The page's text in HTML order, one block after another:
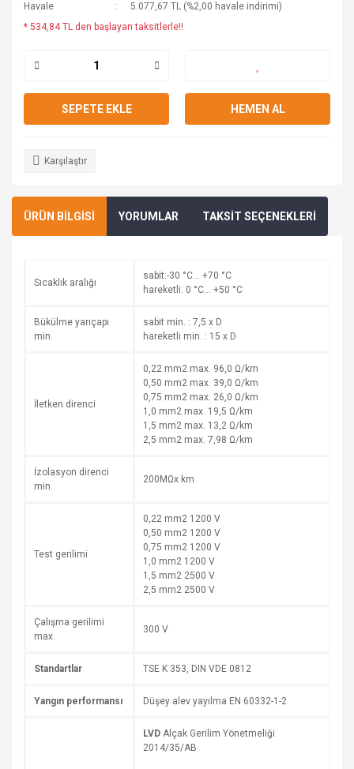
Havale
5.077,67 TL (%2,00 havale indirimi)
* 534,84 TL den başlayan taksitlerle!!
SEPETE EKLE HEMEN AL
Karşılaştır
ÜRÜN BİLGİSİ YORUMLAR TAKSİT SEÇENEKLERİ
Sıcaklık aralığı
sabit:-30 °C… +70 °C
hareketli: 0 °C… +50 °C
Bükülme yarıçapı
min.
sabit min. : 7,5 x D
hareketli min. : 15 x D
İletken direnci
0,22 mm2 max. 96,0 Ω/km
0,50 mm2 max. 39,0 Ω/km
0,75 mm2 max. 26,0 Ω/km
1,0 mm2 max. 19,5 Ω/km
1,5 mm2 max. 13,2 Ω/km
2,5 mm2 max. 7,98 Ω/km
İzolasyon direnci
min.
200MΩx km
Test gerilimi
0,22 mm2 1200 V
0,50 mm2 1200 V
0,75 mm2 1200 V
1,0 mm2 1200 V
1,5 mm2 2500 V
2,5 mm2 2500 V
Çalışma gerilimi
max.
300 V
Standartlar TSE K 353, DIN VDE 0812
Yangın performansı Düşey alev yayılma EN 60332-1-2
LVD Alçak Gerilim Yönetmeliği
2014/35/AB